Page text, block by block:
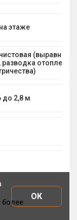
этаже
разводка отопления
до 2,8 м
более
ОК